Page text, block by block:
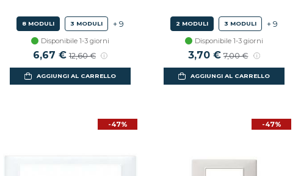
8 MODULI 3 MODULI + 9
Disponibile 1-3 giorni
Prezzo scontato
6,67 € Prezzo di listino
12,60 €
AGGIUNGI AL CARRELLO
2 MODULI 3 MODULI + 9
Disponibile 1-3 giorni
Prezzo scontato
3,70 € Prezzo di listino
7,00 €
AGGIUNGI AL CARRELLO
-47% -47%